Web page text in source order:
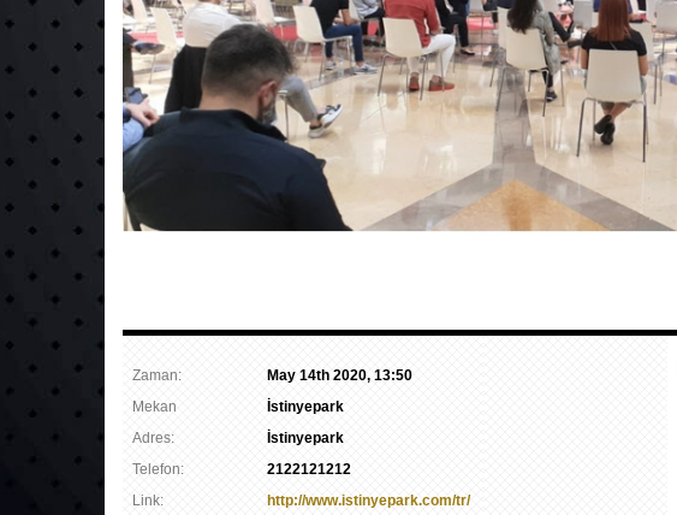
Zaman:
May 14th 2020, 13:50
Mekan
İstinyepark
Adres:
İstinyepark
Telefon:
2122121212
Link:
http://www.istinyepark.com/tr/